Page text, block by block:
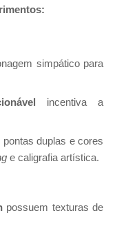
simpático para
incentiva a
pontas duplas e cores
e caligrafia artística.
possuem texturas de